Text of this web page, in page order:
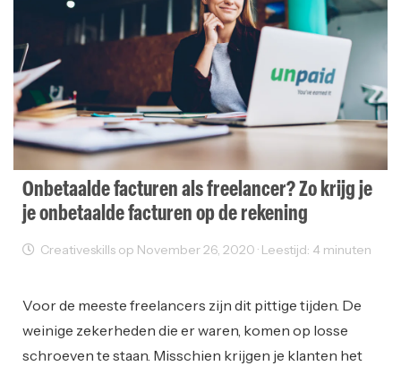
Onbetaalde facturen als freelancer? Zo krijg je
je onbetaalde facturen op de rekening
Creativeskills op November 26, 2020 · Leestijd: 4 minuten
Voor de meeste freelancers zijn dit pittige tijden. De
weinige zekerheden die er waren, komen op losse
schroeven te staan. Misschien krijgen je klanten het